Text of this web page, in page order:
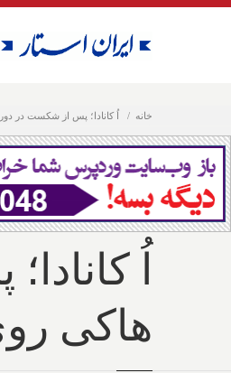
خانه اُ کانادا؛ پس از شکست در
اُ
هاکی